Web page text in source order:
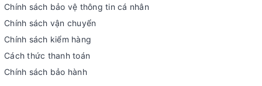
Chính sách bảo vệ thông tin cá nhân
Chính sách vận chuyển
Chính sách kiểm hàng
Cách thức thanh toán
Chính sách bảo hành